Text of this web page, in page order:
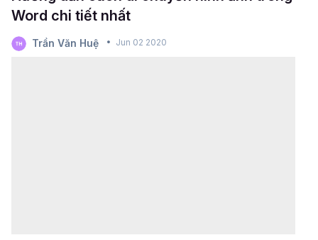
Word chi tiết nhất
Trần Văn Huệ Jun 02 2020